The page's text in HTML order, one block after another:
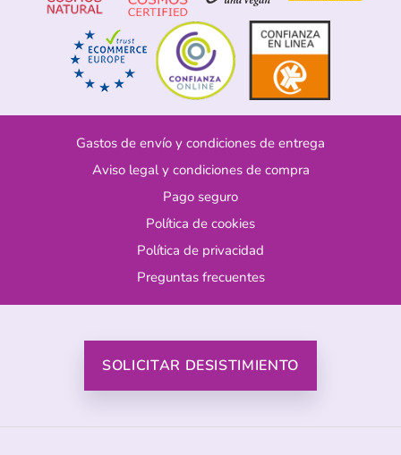
Gastos de envío y condiciones de entrega
Aviso legal y condiciones de compra
Pago seguro
Política de cookies
Política de privacidad
Preguntas frecuentes
SOLICITAR DESISTIMIENTO